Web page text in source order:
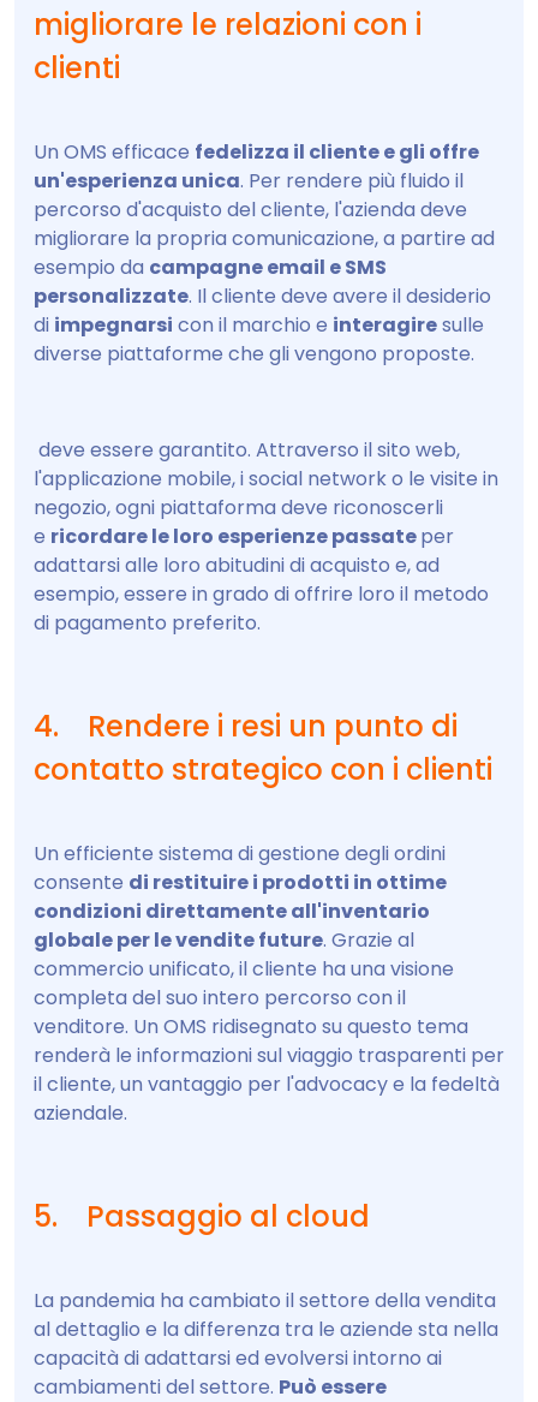
migliorare le relazioni con i
clienti
Un OMS efficace fedelizza il cliente e gli offre
un'esperienza unica. Per rendere più fluido il
percorso d'acquisto del cliente, l'azienda deve
migliorare la propria comunicazione, a partire ad
esempio da campagne email e SMS
personalizzate. Il cliente deve avere il desiderio
di impegnarsi con il marchio e interagiresulle
diverse piattaforme che gli vengono proposte.
deve essere garantito. Attraverso il sito web,
l'applicazione mobile, i social network o le visite in
negozio, ogni piattaforma deve riconoscerli
e ricordare le loro esperienze passateper
adattarsi alle loro abitudini di acquisto e, ad
esempio, essere in grado di offrire loro il metodo
di pagamento preferito.
4. Rendere i resi un punto di
contatto strategico con i clienti
Un efficiente sistema di gestione degli ordini
consente di restituire i prodotti in ottime
condizioni direttamente all'inventario
globale per le vendite future. Grazie al
commercio unificato, il cliente ha una visione
completa del suo intero percorso con il
venditore. Un OMS ridisegnato su questo tema
renderà le informazioni sul viaggio trasparenti per
il cliente, un vantaggio per l'advocacy e la fedeltà
aziendale.
5. Passaggio al cloud
La pandemia ha cambiato il settore della vendita
al dettaglio e la differenza tra le aziende sta nella
capacità di adattarsi ed evolversi intorno ai
cambiamenti del settore. Può essere